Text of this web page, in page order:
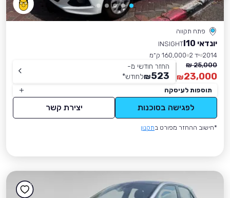
פתח תקווה
יונדאי I10
INSIGHT
2014 יד 2
160,000 ק״מ
25,000 ₪
23,000
₪
החזר חודשי מ-
523
₪לחודש*
תוספות לעיסקה
לפגישה בסוכנות יצירת קשר
*חישוב ההחזר מפורט בתקנון